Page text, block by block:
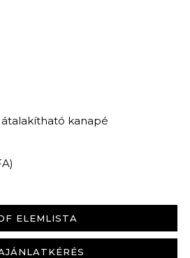
átalakítható kanapé
ELEMLISTA